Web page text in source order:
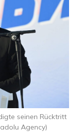
seinen Rücktritt
Agency)